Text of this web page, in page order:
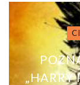
„HARRY